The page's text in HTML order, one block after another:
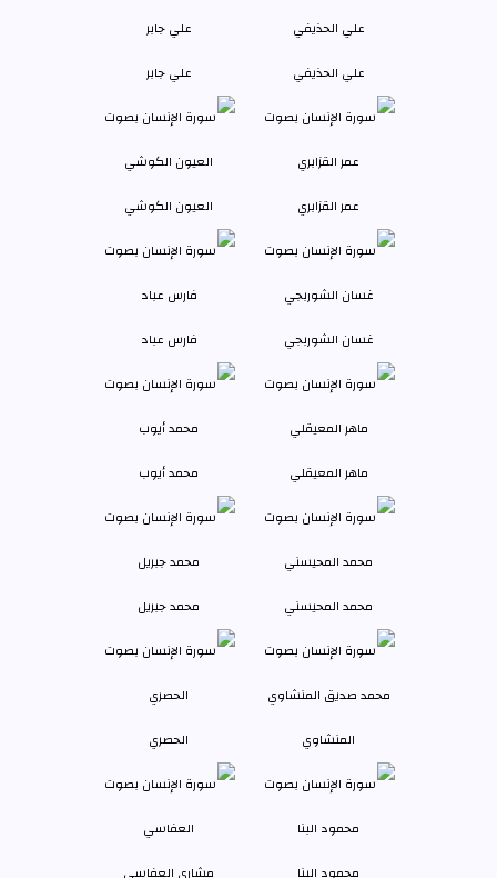
علي الحذيفي علي جابر
عمر القزابري العيون الكوشي
غسان الشوربجي فارس عباد
ماهر المعيقلي محمد أيوب
محمد المحيسني محمد جبريل
المنشاوي الحصري
محمود البنا مشاري العفاسي